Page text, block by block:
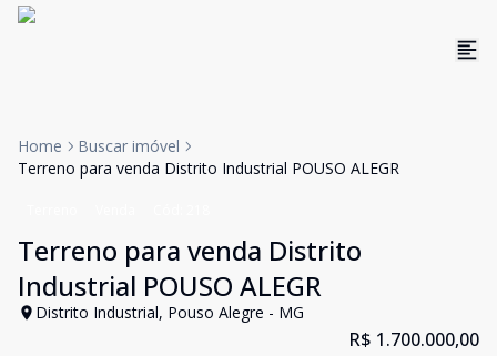
Home
Buscar imóvel
Terreno para venda Distrito Industrial POUSO ALEGR
Terreno para venda Distrito
Industrial POUSO ALEGR
Distrito Industrial, Pouso Alegre - MG
R$ 1.700.000,00